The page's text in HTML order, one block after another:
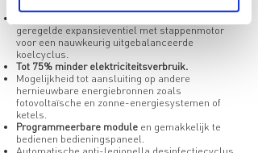
geregelde expansieventiel met stappenmotor
voor een nauwkeurig uitgebalanceerde
koelcyclus.
Tot 75% minder elektriciteitsverbruik.
Mogelijkheid tot aansluiting op andere
hernieuwbare energiebronnen zoals
fotovoltaïsche en zonne-energiesystemen of
ketels.
Programmeerbare module en gemakkelijk te
bedienen bedieningspaneel.